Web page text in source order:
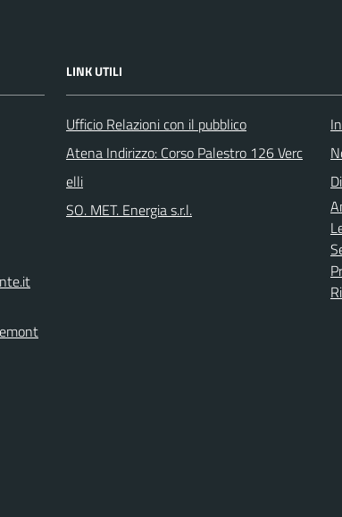
LINK UTILI
Ufficio Relazioni con il pubblico
Atena Indirizzo: Corso Palestro 126 Verc
elli
SO. MET. Energia s.r.l.